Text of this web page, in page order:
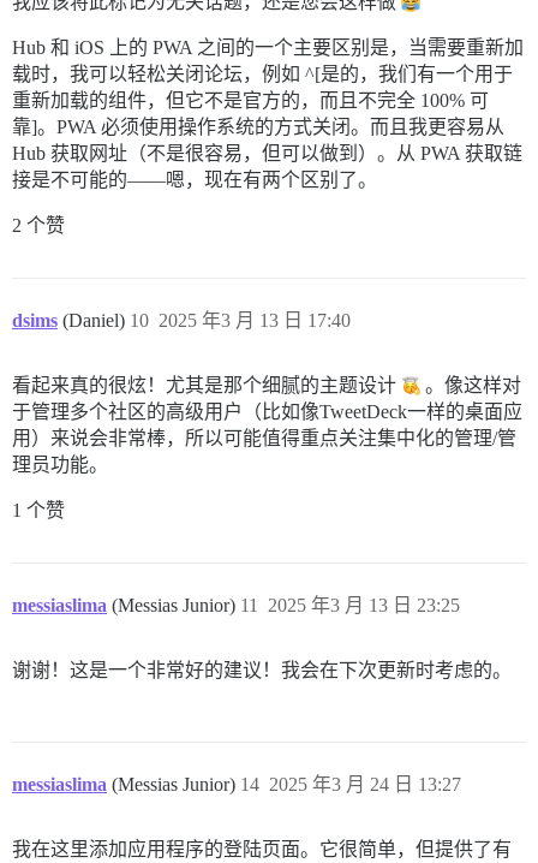
Hub 和 iOS 上的 PWA 之间的一个主要区别是，当需要重新加
载时，我可以轻松关闭论坛，例如 ^[是的，我们有一个用于
重新加载的组件，但它不是官方的，而且不完全 100% 可
靠]。PWA 必须使用操作系统的方式关闭。而且我更容易从
Hub 获取网址（不是很容易，但可以做到）。从 PWA 获取链
接是不可能的——嗯，现在有两个区别了。
2 个赞
dsims (Daniel) 2025 年3 月 13 日 17:40
10
看起来真的很炫！尤其是那个细腻的主题设计
。像这样对
于管理多个社区的高级用户（比如像TweetDeck一样的桌面应
用）来说会非常棒，所以可能值得重点关注集中化的管理/管
理员功能。
1 个赞
messiaslima (Messias Junior) 2025 年3 月 13 日 23:25
11
谢谢！这是一个非常好的建议！我会在下次更新时考虑的。
messiaslima (Messias Junior) 2025 年3 月 24 日 13:27
14
我在这里添加应用程序的登陆页面。它很简单，但提供了有